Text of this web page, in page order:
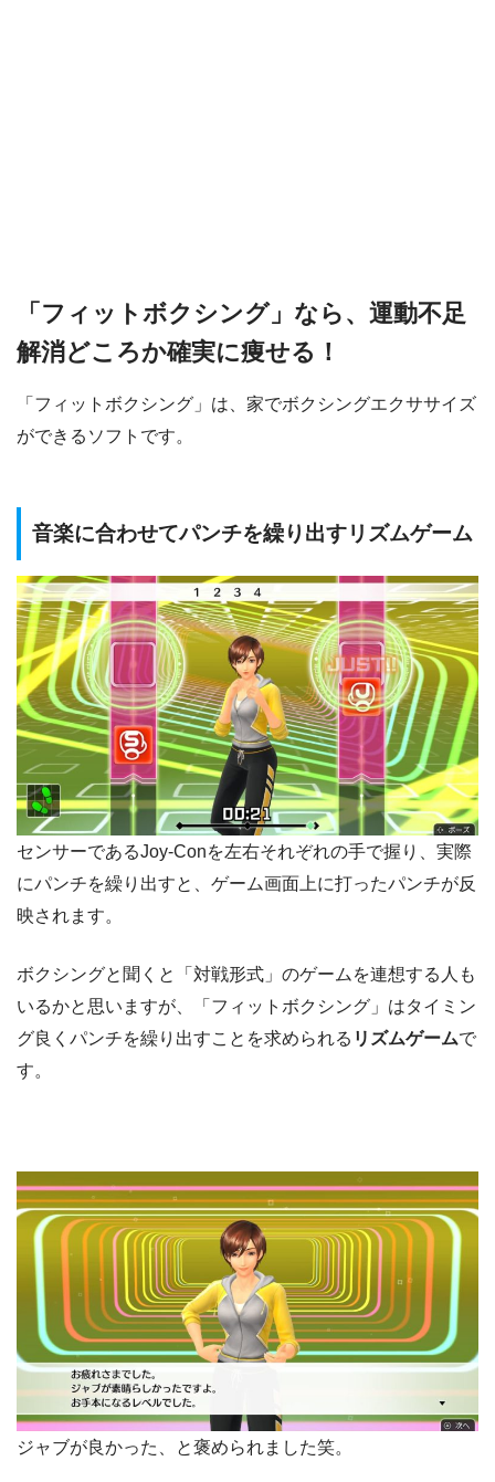
「フィットボクシング」なら、運動不足
解消どころか確実に痩せる！
「フィットボクシング」は、家でボクシングエクササイズ
ができるソフトです。
音楽に合わせてパンチを繰り出すリズムゲーム
センサーであるJoy-Conを左右それぞれの手で握り、実際
にパンチを繰り出すと、ゲーム画面上に打ったパンチが反
映されます。
ボクシングと聞くと「対戦形式」のゲームを連想する人も
いるかと思いますが、「フィットボクシング」はタイミン
グ良くパンチを繰り出すことを求められる リズムゲームで
す。
ジャブが良かった、と褒められました笑。